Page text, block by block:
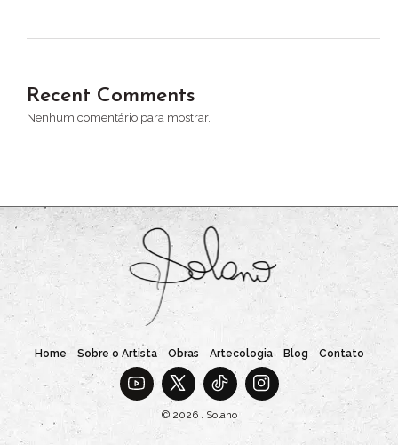
Recent Comments
Nenhum comentário para mostrar.
Home Sobre o Artista Obras Artecologia Blog Contato
© 2026 . Solano